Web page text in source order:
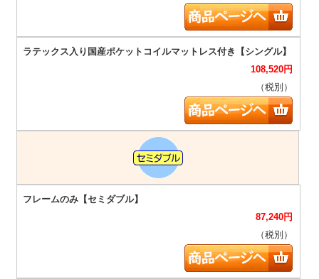
108,520円
（税別）
87,240円
（税別）